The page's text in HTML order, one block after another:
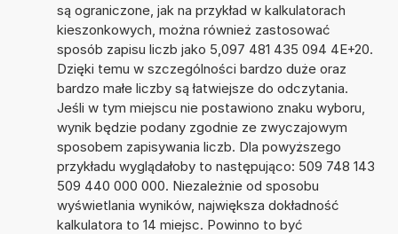
są ograniczone, jak na przykład w kalkulatorach
kieszonkowych, można również zastosować
sposób zapisu liczb jako 5,097 481 435 094 4E+20.
Dzięki temu w szczególności bardzo duże oraz
bardzo małe liczby są łatwiejsze do odczytania.
Jeśli w tym miejscu nie postawiono znaku wyboru,
wynik będzie podany zgodnie ze zwyczajowym
sposobem zapisywania liczb. Dla powyższego
przykładu wyglądałoby to następująco: 509 748 143
509 440 000 000. Niezależnie od sposobu
wyświetlania wyników, największa dokładność
kalkulatora to 14 miejsc. Powinno to być